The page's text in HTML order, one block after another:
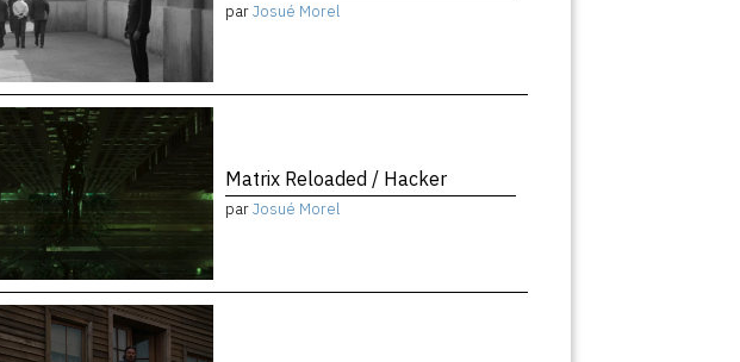
parJosué Morel
Matrix Reloaded / Hacker
parJosué Morel